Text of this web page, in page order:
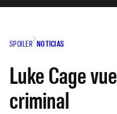
SPOILER NOTICIAS
Luke Cage
criminal